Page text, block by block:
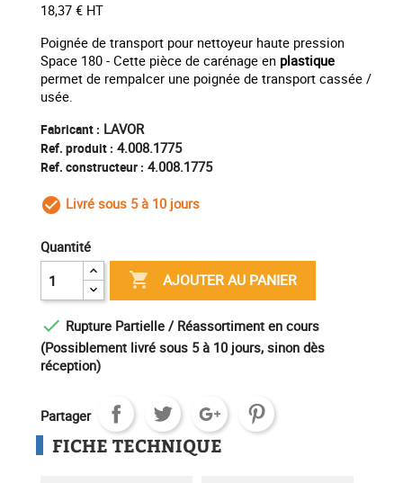
18,37 € HT
Poignée de transport pour nettoyeur haute pression
Space 180 - Cette pièce de carénage en plastique
permet de rempalcer une poignée de transport cassée /
usée.
Fabricant : LAVOR
Ref. produit : 4.008.1775
Ref. constructeur : 4.008.1775
check_circle_outline
Livré sous 5 à 10 jours
Quantité
 AJOUTER AU PANIER
 Rupture Partielle / Réassortiment en cours
(Possiblement livré sous 5 à 10 jours, sinon dès
réception)
Partager
FICHE TECHNIQUE